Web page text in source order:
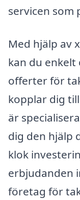
servicen som
Med hjälp av
kan du enkelt
offerter för
kopplar dig
är
dig den hjälp
klok
erbjudanden
företag för